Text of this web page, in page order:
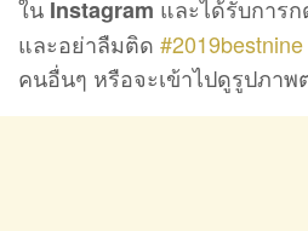
ใน Instagram และได้รับการ
และอย่าลืมติด #2019bestnine
คนอื่นๆ หรือจะเข้าไปดูรูปภาพ